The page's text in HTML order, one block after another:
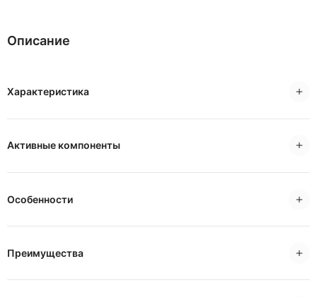
Описание
Характеристика
Активные компоненты
Особенности
Преимущества